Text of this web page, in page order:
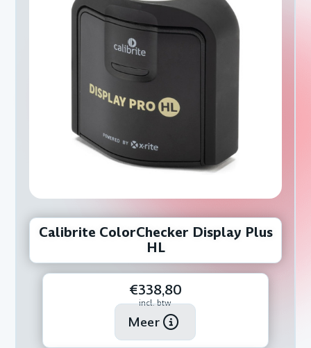
Calibrite ColorChecker Display Plus
HL
€338,80
incl. btw
Meer